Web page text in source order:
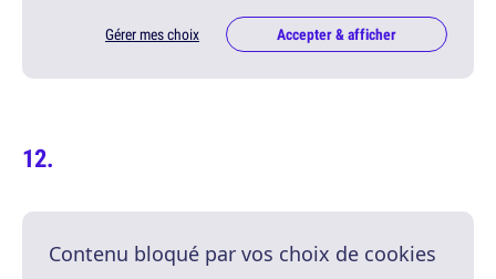
Gérer mes choix Accepter & afficher
Contenu bloqué par vos choix de cookies